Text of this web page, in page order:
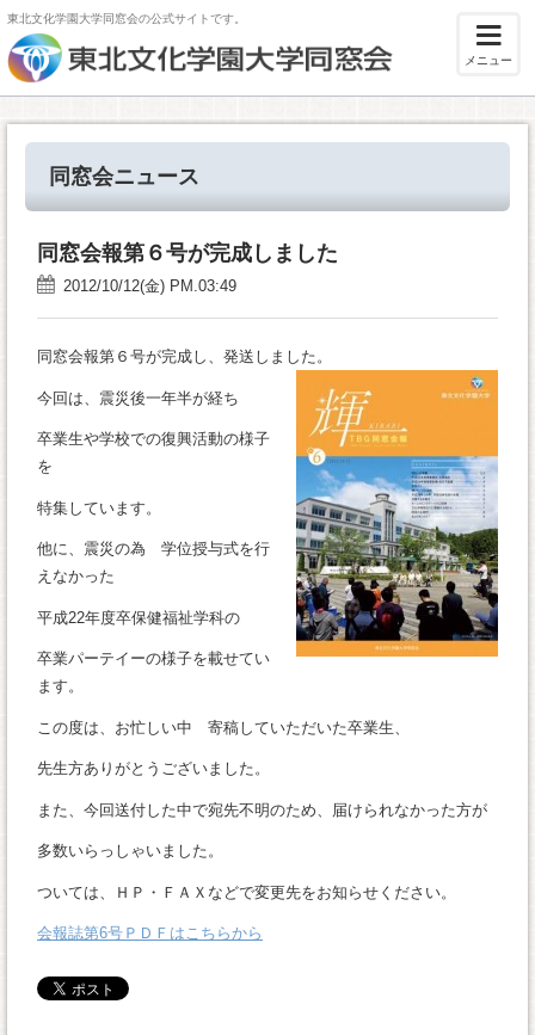
東北文化学園大学同窓会の公式サイトです。
メニュー
同窓会ニュース
同窓会報第６号が完成しました
2012/10/12(金) PM.03:49
同窓会報第６号が完成し、発送しました。
今回は、震災後一年半が経ち
卒業生や学校での復興活動の様子
を
特集しています。
他に、震災の為 学位授与式を行
えなかった
平成22年度卒保健福祉学科の
卒業パーテイーの様子を載せてい
ます。
この度は、お忙しい中 寄稿していただいた卒業生、
先生方ありがとうございました。
また、今回送付した中で宛先不明のため、届けられなかった方が
多数いらっしゃいました。
ついては、ＨＰ・ＦＡＸなどで変更先をお知らせください。
会報誌第6号ＰＤＦはこちらから